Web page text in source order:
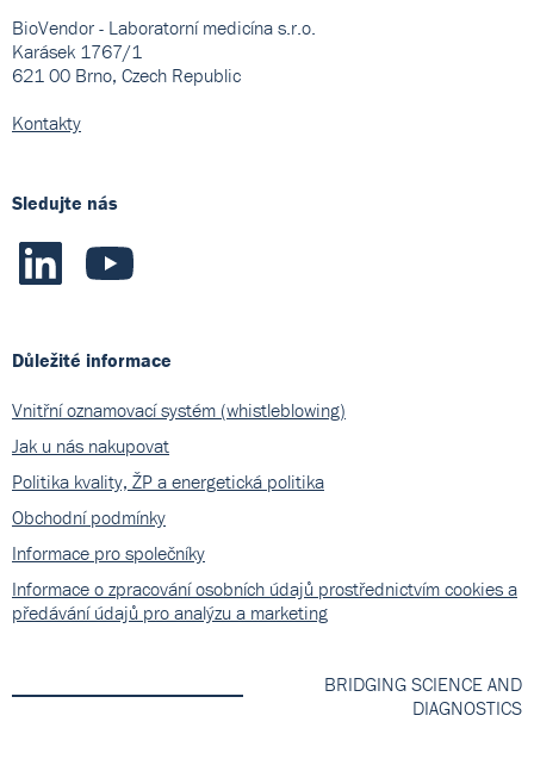
BioVendor - Laboratorní medicína s.r.o.
Karásek 1767/1
621 00 Brno, Czech Republic
Kontakty
Sledujte nás
Důležité informace
Vnitřní oznamovací systém (whistleblowing)
Jak u nás nakupovat
Politika kvality, ŽP a energetická politika
Obchodní podmínky
Informace pro společníky
Informace o zpracování osobních údajů prostřednictvím cookies a
předávání údajů pro analýzu a marketing
BRIDGING SCIENCE AND
DIAGNOSTICS